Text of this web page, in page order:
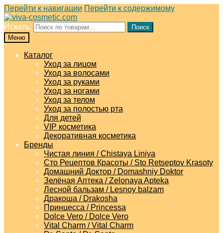
Перейти к навигации Перейти к содержимому
Искать:
Поиск
Меню
Каталог
Уход за лицом
Уход за волосами
Уход за руками
Уход за ногами
Уход за телом
Уход за полостью рта
Для детей
VIP косметика
Декоративная косметика
Бренды
Чистая линия / Chistaya Liniya
Сто Рецептов Красоты / Sto Retseptov Krasoty
Домашний Доктор / Domashniy Doktor
Зелёная Аптека / Zelonaya Apteka
Лесной бальзам / Lesnoy balzam
Дракоша / Drakosha
Принцесса / Princessa
Dolce Vero / Dolce Vero
Vital Charm / Vital Charm